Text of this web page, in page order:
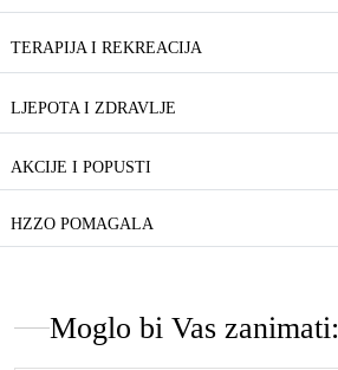
TERAPIJA I REKREACIJA
LJEPOTA I ZDRAVLJE
AKCIJE I POPUSTI
HZZO POMAGALA
Moglo bi Vas zanimati: